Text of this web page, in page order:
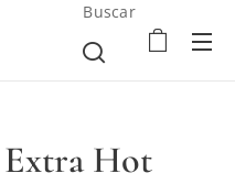
Buscar
Hot